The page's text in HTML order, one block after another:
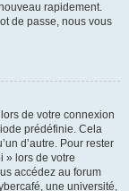
rapidement.
de passe, nous vous
de votre connexion
prédéfinie. Cela
d’autre. Pour rester
» lors de votre
accédez au forum
une université,